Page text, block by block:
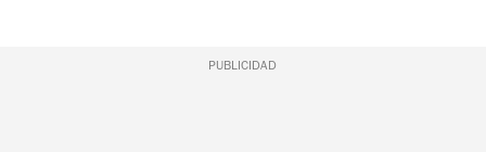
PUBLICIDAD